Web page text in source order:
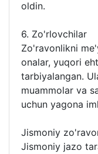
oldin.
6. Zo'rlovchilar
Zo'ravonlikni
onalar, yuqori
tarbiyalangan.
muammolar va
uchun yagona
Jismoniy
Jismoniy jazo